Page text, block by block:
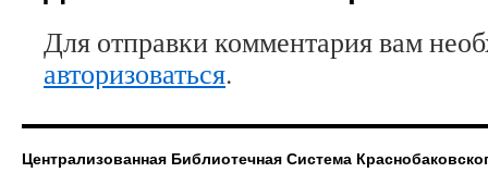
Для отправки комментария вам
авторизоваться.
Централизованная Библиотечная Система